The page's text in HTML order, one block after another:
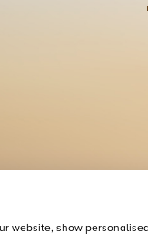
website, show